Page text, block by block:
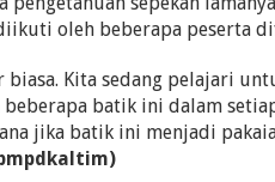
oleh beberapa peserta
biasa. Kita sedang pelajari
batik ini dalam
jika batik ini menjadi